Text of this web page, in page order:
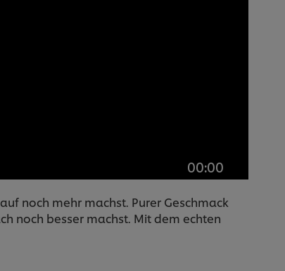
00:00
noch mehr machst. Purer Geschmack
noch besser machst. Mit dem echten